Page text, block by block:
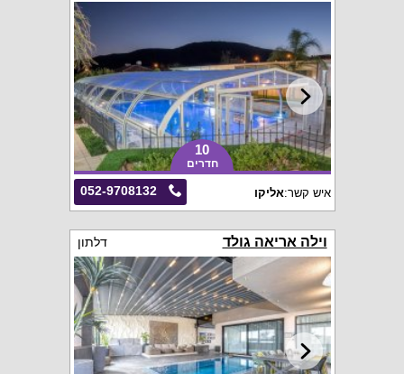
10
חדרים
052-9708132 איש קשר:אליקו
וילה אריאה גולד דלתון